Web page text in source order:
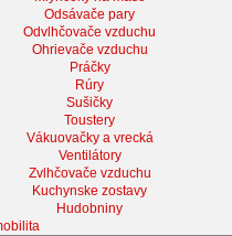
Odsávače pary
Odvlhčovače vzduchu
Ohrievače vzduchu
Práčky
Rúry
Sušičky
Toustery
Vákuovačky a vrecká
Ventilátory
Zvlhčovače vzduchu
Kuchynske zostavy
Hudobniny